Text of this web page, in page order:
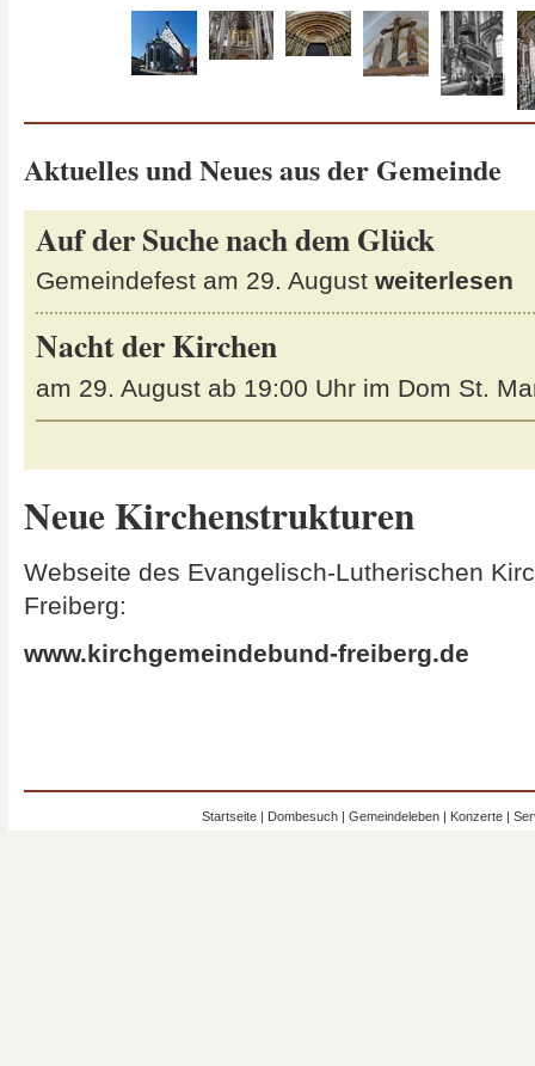
Aktuelles und Neues aus der Gemeinde
Auf der Suche nach dem Glück
Gemeindefest am 29. August weiterlesen
Nacht der Kirchen
am 29. August ab 19:00 Uhr im Dom St.
Neue Kirchenstrukturen
Webseite des Evangelisch-Lutherischen
Freiberg:
www.kirchgemeindebund-freiberg.de
Startseite Dombesuch Gemeindeleben Konzerte